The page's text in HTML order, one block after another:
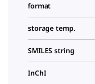
format
storage temp.
SMILES string
InChI